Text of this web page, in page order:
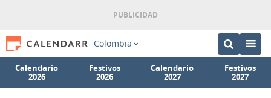
Colombia
Calendario
2026
Festivos
2026
Calendario
2027
Festivos
2027